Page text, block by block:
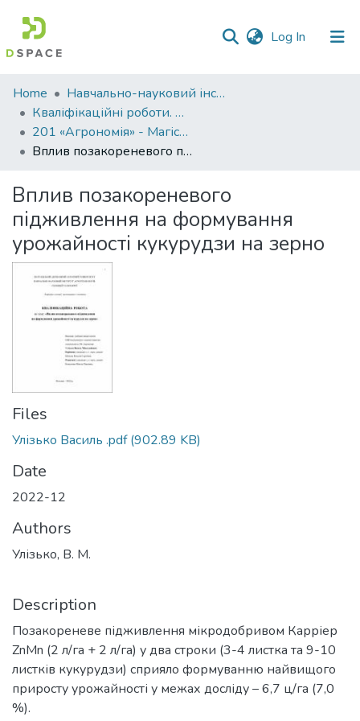
Log In (current)
Communities
&
Collections
Statistics
Home
Навчально-науковий інститут агротехнологій, селекції та екології
Кваліфікаційні роботи. ННІ агротехнологій, селекції та екології
201 «Агрономія» - Магістри 2022-2023
Вплив позакореневого підживлення на формування урожайності кукурудзи на зерно
Вплив позакореневого
підживлення на формування
урожайності кукурудзи на зерно
Files
Улізько Василь .pdf(902.89 KB)
Date
2022-12
Authors
Улізько, В. М.
Description
Позакореневе підживлення мікродобривом Карріер
ZnMn (2 л/га + 2 л/га) у два строки (3-4 листка та 9-10
листків кукурудзи) сприяло формуванню найвищого
приросту урожайності у межах досліду – 6,7 ц/га (7,0
%).